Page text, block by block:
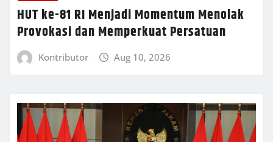
HUT ke-81 RI Menjadi Momentum Menolak
Provokasi dan Memperkuat Persatuan
Kontributor Aug 10, 2026